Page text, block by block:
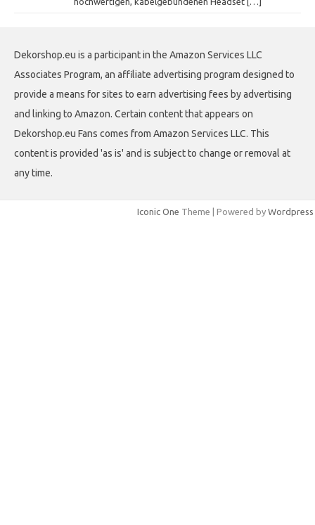
Dekorshop.eu is a participant in the Amazon Services LLC
Associates Program, an affiliate advertising program designed to
provide a means for sites to earn advertising fees by advertising
and linking to Amazon. Certain content that appears on
Dekorshop.eu Fans comes from Amazon Services LLC. This
content is provided 'as is' and is subject to change or removal at
any time.
Iconic One Theme | Powered by Wordpress